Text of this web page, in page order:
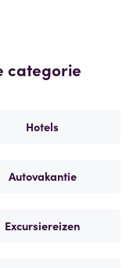
categorie
Hotels
Autovakantie
Excursiereizen